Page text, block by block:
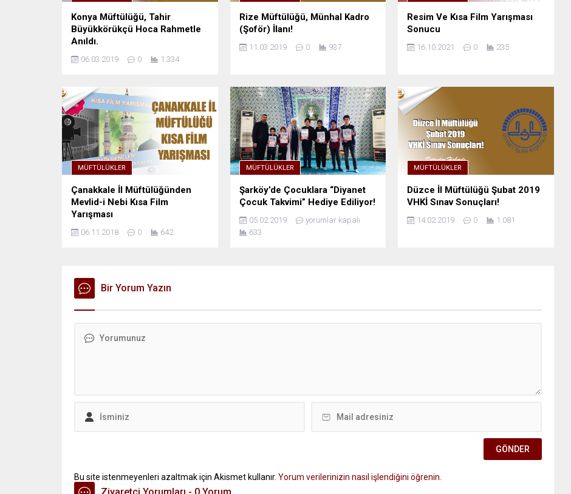
Konya Müftülüğü, Tahir
Büyükkörükçü Hoca Rahmetle
Anıldı.
06.03.2019 0 1.334
Rize Müftülüğü, Münhal Kadro
(Şoför) İlanı!
11.03.2019 0 937
Resim Ve Kısa Film Yarışması
Sonucu
16.10.2021 0 235
MÜFTÜLÜKLER
Çanakkale İl Müftülüğünden
Mevlid-i Nebi Kısa Film
Yarışması
06.11.2018 0 642
MÜFTÜLÜKLER
Şarköy’de Çocuklara “Diyanet
Çocuk Takvimi” Hediye Ediliyor!
05.02.2019
yorumlar kapalı
633
MÜFTÜLÜKLER
Düzce İl Müftülüğü Şubat 2019
VHKİ Sınav Sonuçları!
14.02.2019 0 1.081
Bir Yorum Yazın
Bu site istenmeyenleri azaltmak için Akismet kullanır. Yorum verilerinizin nasıl işlendiğini öğrenin.